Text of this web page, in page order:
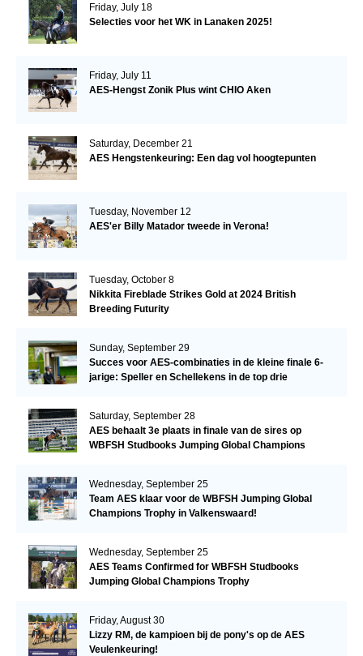
Friday, July 18
Selecties voor het WK in Lanaken 2025!
Friday, July 11
AES-Hengst Zonik Plus wint CHIO Aken
Saturday, December 21
AES Hengstenkeuring: Een dag vol hoogtepunten
Tuesday, November 12
AES'er Billy Matador tweede in Verona!
Tuesday, October 8
Nikkita Fireblade Strikes Gold at 2024 British
Breeding Futurity
Sunday, September 29
Succes voor AES-combinaties in de kleine finale 6-
jarige: Speller en Schellekens in de top drie
Saturday, September 28
AES behaalt 3e plaats in finale van de sires op
WBFSH Studbooks Jumping Global Champions
Wednesday, September 25
Team AES klaar voor de WBFSH Jumping Global
Champions Trophy in Valkenswaard!
Wednesday, September 25
AES Teams Confirmed for WBFSH Studbooks
Jumping Global Champions Trophy
Friday, August 30
Lizzy RM, de kampioen bij de pony's op de AES
Veulenkeuring!